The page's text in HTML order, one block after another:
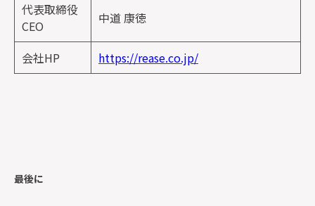
代表取締役
CEO
中道 康徳
会社HP https://rease.co.jp/
最後に